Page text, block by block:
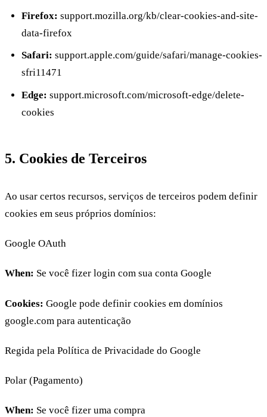
Firefox: support.mozilla.org/kb/clear-cookies-and-site-
data-firefox
Safari: support.apple.com/guide/safari/manage-cookies-
sfri11471
Edge: support.microsoft.com/microsoft-edge/delete-
cookies
5. Cookies de Terceiros
Ao usar certos recursos, serviços de terceiros podem definir
cookies em seus próprios domínios:
Google OAuth
When: Se você fizer login com sua conta Google
Cookies: Google pode definir cookies em domínios
google.com para autenticação
Regida pela Política de Privacidade do Google
Polar (Pagamento)
When: Se você fizer uma compra